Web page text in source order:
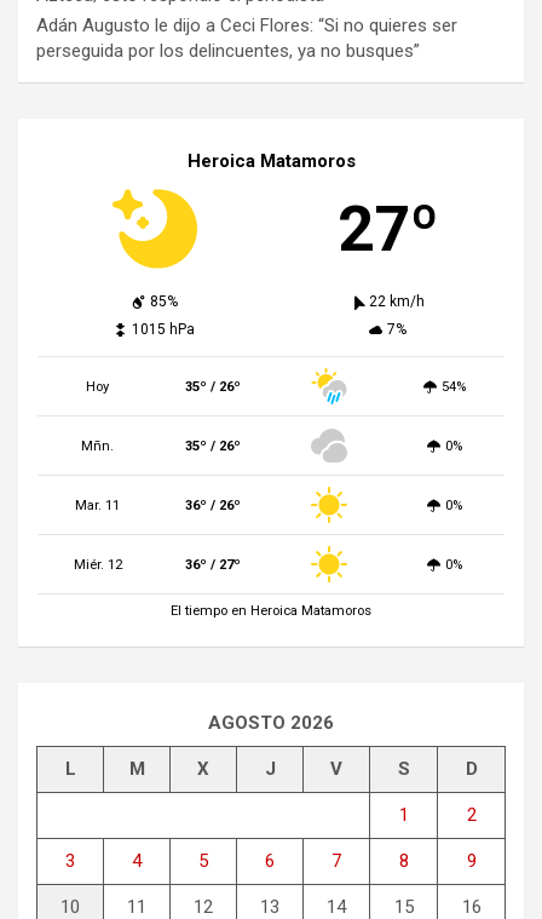
Adán Augusto le dijo a Ceci Flores: “Si no quieres ser
perseguida por los delincuentes, ya no busques”
Heroica Matamoros
27º
85%
22 km/h
1015 hPa
7%
Hoy 35º / 26º 54%
Mñn. 35º / 26º 0%
Mar. 11 36º / 26º 0%
Miér. 12 36º / 27º 0%
El tiempo en Heroica Matamoros
AGOSTO 2026
L M X J V S D
1 2
3 4 5 6 7 8 9
10 11 12 13 14 15 16